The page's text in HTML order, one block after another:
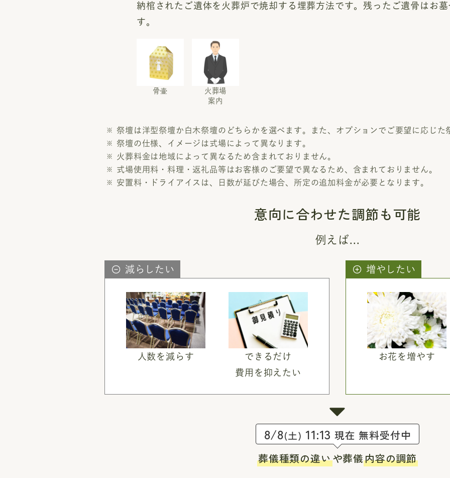
納棺されたご遺体を火葬炉で焼却する埋葬方法です。残ったご遺骨はお
す。
骨壷
火葬場
案内
祭壇は洋型祭壇か白木祭壇のどちらかを選べます。また、オプションでご要望に応じた
祭壇の仕様、イメージは式場によって異なります。
火葬料金は地域によって異なるため含まれておりません。
式場使用料・料理・返礼品等はお客様のご要望で異なるため、含まれておりません。
安置料・ドライアイスは、日数が延びた場合、所定の追加料金が必要となります。
意向に合わせた調節も可能
例えば...
減らしたい
人数を減らす
できるだけ
費用を抑えたい
増やしたい
お花を増やす
8/8(土) 11:13 現在 無料受付中
葬儀種類の違いや葬儀内容の調節